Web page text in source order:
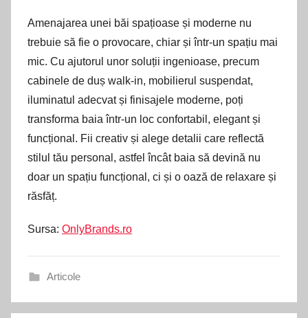
Amenajarea unei băi spațioase și moderne nu
trebuie să fie o provocare, chiar și într-un spațiu mai
mic. Cu ajutorul unor soluții ingenioase, precum
cabinele de duș walk-in, mobilierul suspendat,
iluminatul adecvat și finisajele moderne, poți
transforma baia într-un loc confortabil, elegant și
funcțional. Fii creativ și alege detalii care reflectă
stilul tău personal, astfel încât baia să devină nu
doar un spațiu funcțional, ci și o oază de relaxare și
răsfăț.
Sursa: OnlyBrands.ro
Articole